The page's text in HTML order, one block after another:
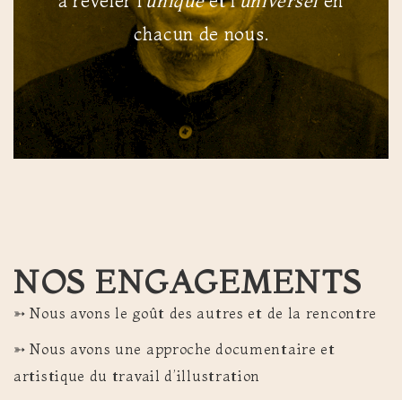
chacun de nous.
NOS ENGAGEMENTS
➳ Nous avons le goût des autres et de la rencontre
➳ Nous avons une approche documentaire et
artistique du travail d’illustration